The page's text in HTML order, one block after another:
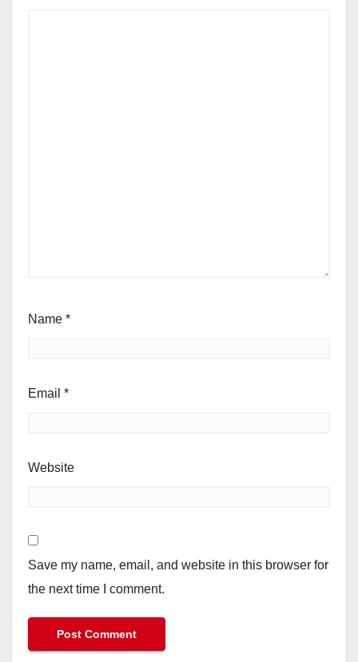
Name *
Email *
Website
Save my name, email, and website in this browser for
the next time I comment.